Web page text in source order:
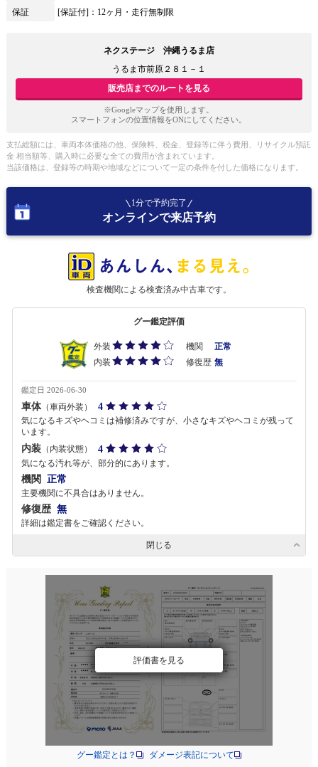
保証
[保証付]：12ヶ月・走行無制限
ネクステージ 沖縄うるま店
うるま市前原２８１－１
販売店までのルートを見る
※Googleマップを使用します。
スマートフォンの位置情報をONにしてください。
支払総額には、車両本体価格の他、保険料、税金、登録等に伴う費用、リサイクル預託
金 相当額等、購入時に必要な全ての費用が含まれています。
当該価格は、登録等の時期や地域などについて一定の条件を付した価格になります。
1分で予約完了
オンラインで来店予約
検査機関による検査済み中古車です。
グー鑑定評価
外装 機関
正常
内装
修復歴 無
鑑定日 2026-06-30
車体（車両外装） 4
気になるキズやヘコミは補修済みですが、小さなキズやヘコミが残って
います。
内装 （内装状態） 4
気になる汚れ等が、部分的にあります。
機関 正常
主要機関に不具合はありません。
修復歴 無
詳細は鑑定書をご確認ください。
閉じる
評価書を見る
グー鑑定とは？ ダメージ表記について